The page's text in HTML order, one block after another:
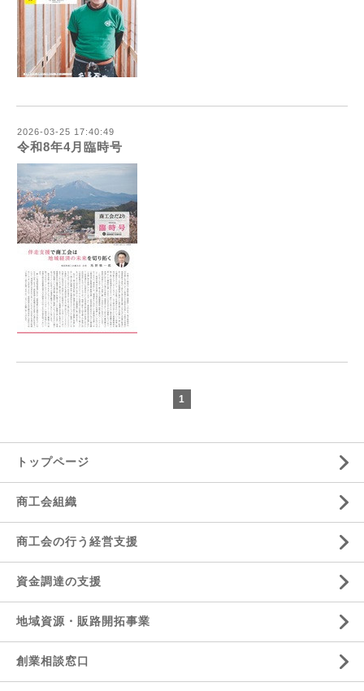
2026-03-25 17:40:49
令和8年4月臨時号
1
トップページ
商工会組織
商工会の行う経営支援
資金調達の支援
地域資源・販路開拓事業
創業相談窓口